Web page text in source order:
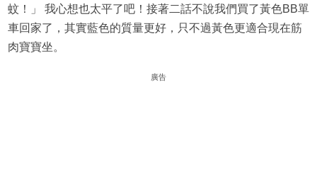
蚊！」 我心想也太平了吧！接著二話不說我們買了黃色BB單
車回家了，其實藍色的質量更好，只不過黃色更適合現在筋
肉寶寶坐。
廣告